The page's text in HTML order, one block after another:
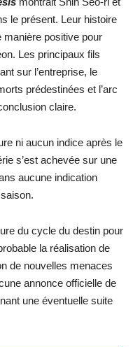
le présent. Leur histoire
manière positive pour
Les principaux fils
sur l’entreprise, le
prédestinées et l’arc
claire.
ni aucun indice après le
s’est achevée sur une
aucune indication
du cycle du destin pour
la réalisation de
de nouvelles menaces
annonce officielle de
une éventuelle suite